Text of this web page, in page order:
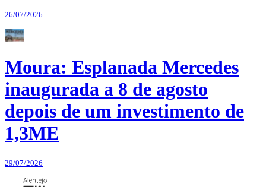
26/07/2026
Moura: Esplanada Mercedes
inaugurada a 8 de agosto
depois de um investimento de
1,3ME
29/07/2026